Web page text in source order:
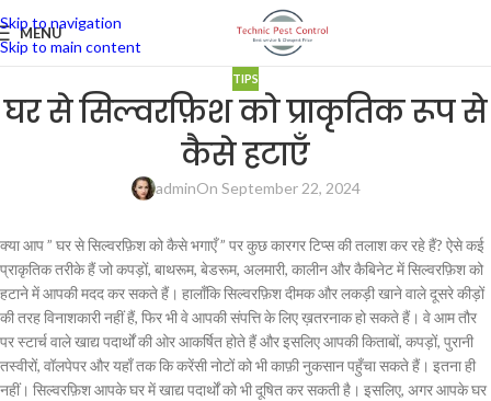
Skip to navigation
Skip to main content
MENU
TIPS
घर से सिल्वरफ़िश को प्राकृतिक रूप से
कैसे हटाएँ
adminOn September 22, 2024
क्या आप ” घर से सिल्वरफ़िश को कैसे भगाएँ ” पर कुछ कारगर टिप्स की तलाश कर रहे हैं? ऐसे कई
प्राकृतिक तरीके हैं जो कपड़ों, बाथरूम, बेडरूम, अलमारी, कालीन और कैबिनेट में सिल्वरफ़िश को
हटाने में आपकी मदद कर सकते हैं। हालाँकि सिल्वरफ़िश दीमक और लकड़ी खाने वाले दूसरे कीड़ों
की तरह विनाशकारी नहीं हैं, फिर भी वे आपकी संपत्ति के लिए ख़तरनाक हो सकते हैं। वे आम तौर
पर स्टार्च वाले खाद्य पदार्थों की ओर आकर्षित होते हैं और इसलिए आपकी किताबों, कपड़ों, पुरानी
तस्वीरों, वॉलपेपर और यहाँ तक कि करेंसी नोटों को भी काफ़ी नुकसान पहुँचा सकते हैं। इतना ही
नहीं। सिल्वरफ़िश आपके घर में खाद्य पदार्थों को भी दूषित कर सकती है। इसलिए, अगर आपके घर